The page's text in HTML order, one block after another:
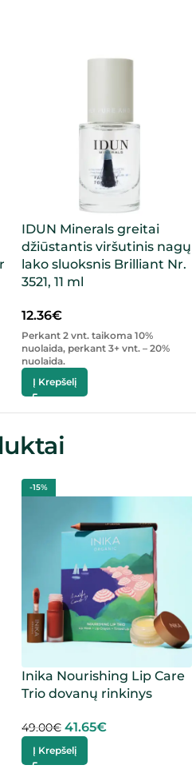
IDUN Minerals greitai
džiūstantis viršutinis nagų
lako sluoksnis Brilliant Nr.
3521, 11 ml
12.36€
Perkant 2 vnt. taikoma 10%
nuolaida, perkant 3+ vnt. – 20%
nuolaida.
Į Krepšelį
-15%
Inika Nourishing Lip Care
Trio dovanų rinkinys
49.00€ 41.65€
Į Krepšelį